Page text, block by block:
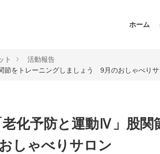
ホーム
ト
活動報告
節をトレーニングしましょう 9月のおしゃべりサ
化予防と運動Ⅳ」股関
しゃべりサロン